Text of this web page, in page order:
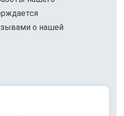
о нашей